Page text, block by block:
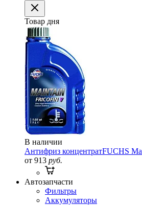
Товар дня
В наличии
Антифриз концентратFUCHS
от 913 руб.
Автозапчасти
Фильтры
Аккумуляторы